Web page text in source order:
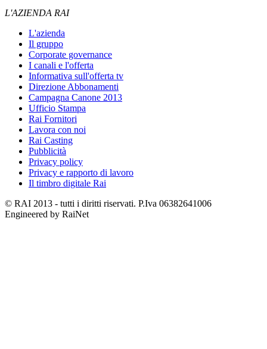
L'AZIENDA RAI
L'azienda
Il gruppo
Corporate governance
I canali e l'offerta
Informativa sull'offerta tv
Direzione Abbonamenti
Campagna Canone 2013
Ufficio Stampa
Rai Fornitori
Lavora con noi
Rai Casting
Pubblicità
Privacy policy
Privacy e rapporto di lavoro
Il timbro digitale Rai
© RAI 2013 - tutti i diritti riservati. P.Iva 06382641006
Engineered by RaiNet